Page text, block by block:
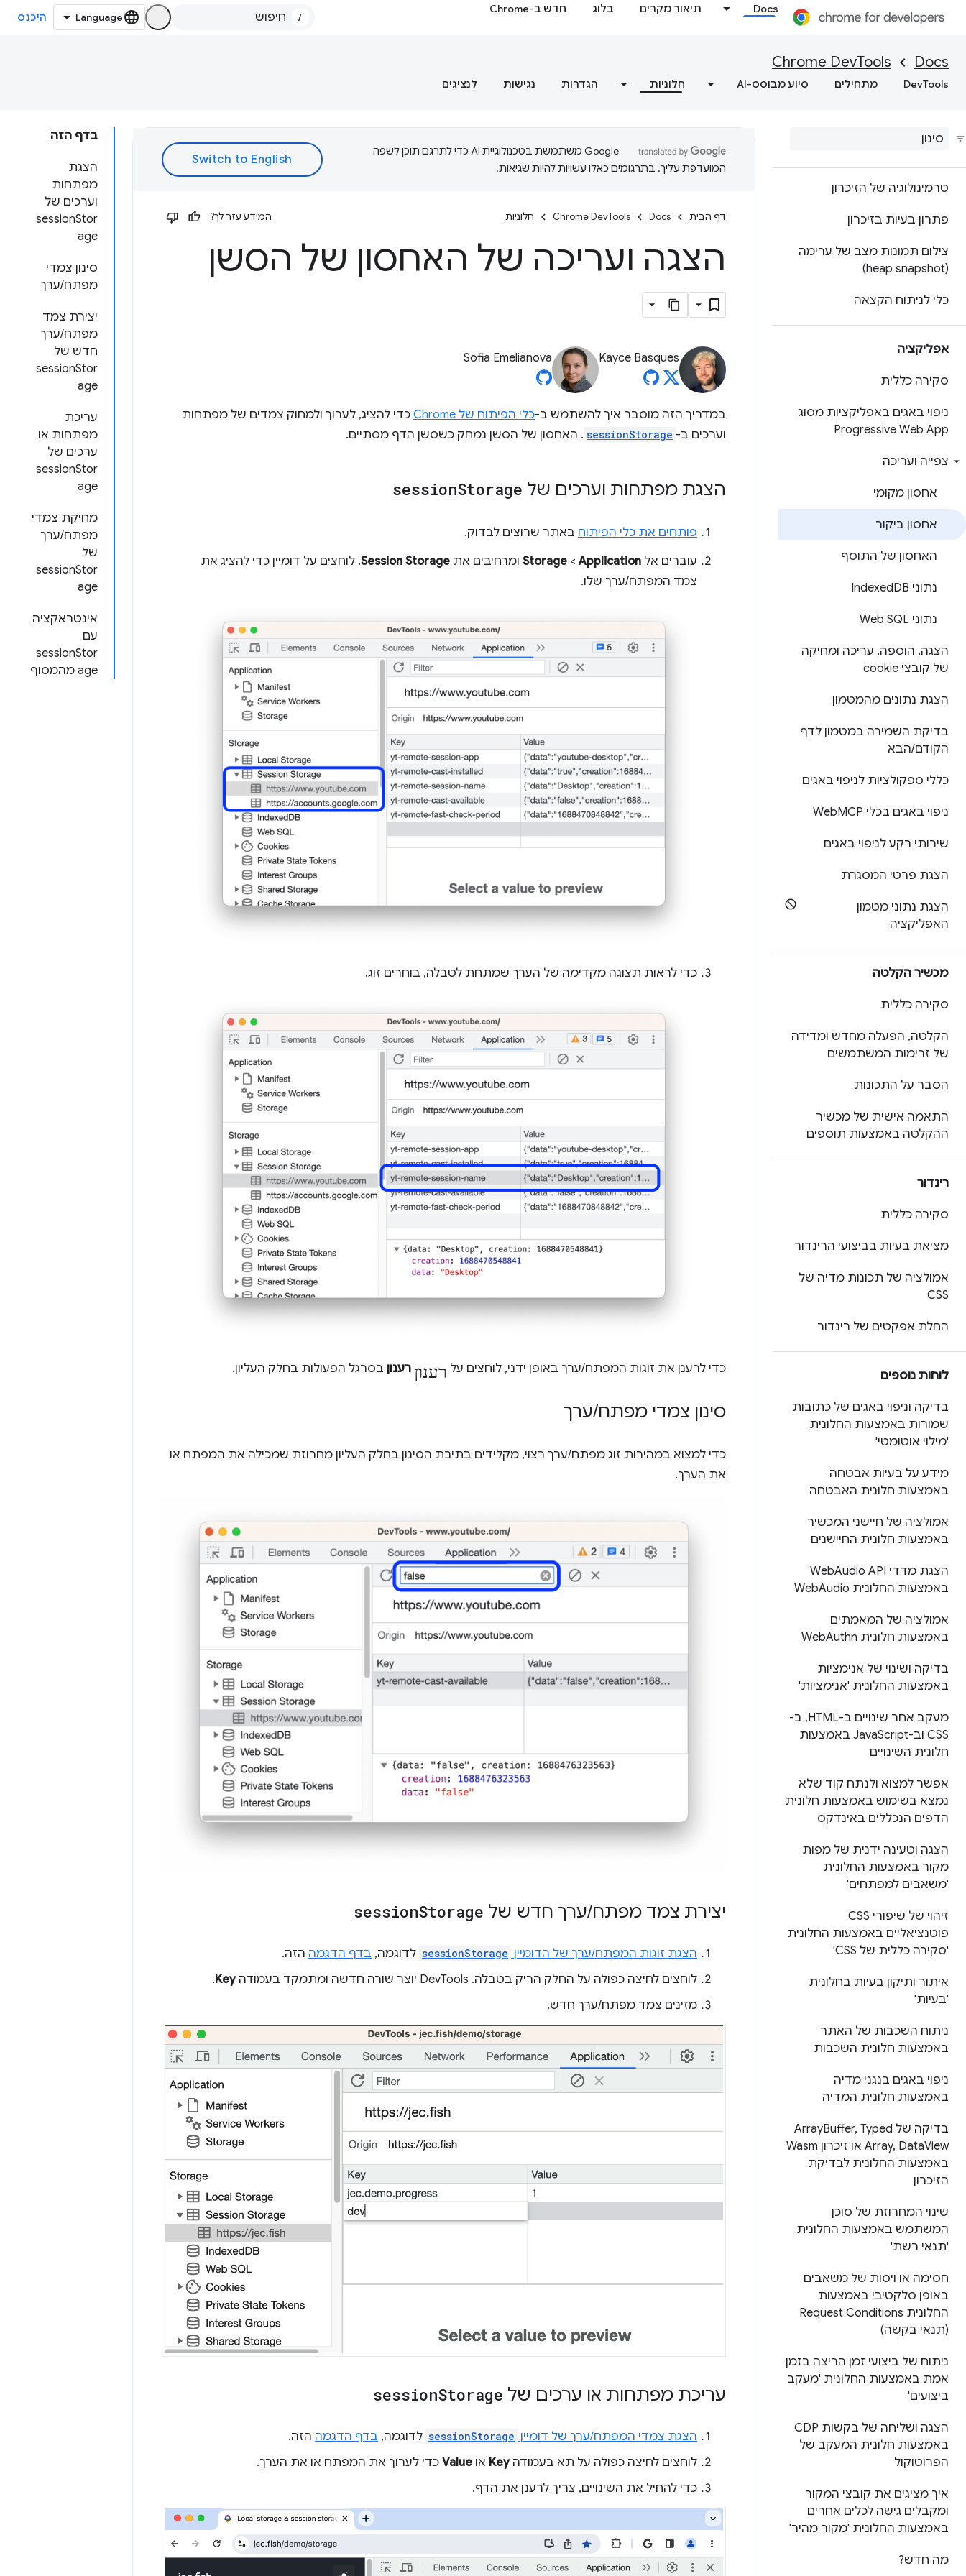
Docs תיאור מקרים בלוג חדש ב-Chrome
/ היכנס
Docs
Chrome DevTools
DevTools מתחילים סיוע מבוסס-AI חלוניות הגדרות נגישות לנציגים
Lighthouse
אופטימיזציה למהירות
טרמינולוגיה של הזיכרון
פתרון בעיות בזיכרון
צילום תמונות מצב של ערימה
(heap snapshot)
כלי לניתוח הקצאה
אפליקציה
סקירה כללית
ניפוי באגים באפליקציות מסוג
Progressive Web App
צפייה ועריכה
אחסון מקומי
אחסון ביקור
האחסון של התוסף
נתוני Indexed DB
נתוני Web SQL
הצגה, הוספה, עריכה ומחיקה
של קובצי cookie
הצגת נתונים מהמטמון
בדיקת השמירה במטמון לדף
הקודם/הבא
כללי ספקולציות לניפוי באגים
ניפוי באגים בכלי Web MCP
שירותי רקע לניפוי באגים
הצגת פרטי המסגרת
הצגת נתוני מטמון
האפליקציה
מכשיר הקלטה
סקירה כללית
הקלטה, הפעלה מחדש ומדידה
של זרימות המשתמשים
הסבר על התכונות
התאמה אישית של מכשיר
ההקלטה באמצעות תוספים
רינדור
סקירה כללית
מציאת בעיות בביצועי הרינדור
אמולציה של תכונות מדיה של
CSS
החלת אפקטים של רינדור
לוחות נוספים
בדיקה וניפוי באגים של כתובות
שמורות באמצעות החלונית
'מילוי אוטומטי'
מידע על בעיות אבטחה
באמצעות חלונית האבטחה
אמולציה של חיישני המכשיר
באמצעות חלונית החיישנים
הצגת מדדי Web Audio API
באמצעות החלונית Web Audio
אמולציה של המאמתים
באמצעות חלונית Web Authn
בדיקה ושינוי של אנימציות
באמצעות החלונית 'אנימציות'
מעקב אחר שינויים ב-HTML , ב-
CSS וב-Java
Script באמצעות
חלונית השינויים
אפשר למצוא ולנתח קוד שלא
נמצא בשימוש באמצעות חלונית
הדפים הנכללים באינדקס
הצגה וטעינה ידנית של מפות
מקור באמצעות החלונית
'משאבים למפתחים'
זיהוי של שיפורי CSS
פוטנציאליים באמצעות החלונית
'סקירה כללית של CSS'
איתור ותיקון בעיות בחלונית
'בעיות'
ניתוח השכבות של האתר
באמצעות חלונית השכבות
ניפוי באגים בנגני מדיה
באמצעות חלונית המדיה
בדיקה של Array Buffer, Typed
Array, Data
View או זיכרון Wasm
באמצעות החלונית לבדיקת
הזיכרון
שינוי המחרוזת של סוכן
המשתמש באמצעות החלונית
'תנאי רשת'
חסימה או ויסות של משאבים
באופן סלקטיבי באמצעות
החלונית Request Conditions
(תנאי בקשה)
ניתוח של ביצועי זמן הריצה בזמן
אמת באמצעות החלונית 'מעקב
ביצועים'
הצגה ושליחה של בקשות CDP
באמצעות חלונית המעקב של
הפרוטוקול
איך מציגים את קובצי המקור
ומקבלים גישה לכלים אחרים
באמצעות החלונית 'מקור מהיר'
מה חדש?
בדף הזה
הצגת
מפתחות
וערכים של
sessionStor
age
סינון צמדי
מפתח/ערך
יצירת צמד
מפתח/ערך
חדש של
sessionStor
age
עריכת
מפתחות או
ערכים של
sessionStor
age
מחיקת צמדי
מפתח/ערך
של
sessionStor
age
אינטראקציה
עם
sessionStor
age מהמסוף
‫Google משתמשת בטכנולוגיית AI כדי לתרגם תוכן לשפה
המועדפת עליך. בתרגומים כאלו עשויות להיות שגיאות.
דף הבית Docs
Chrome DevTools חלוניות המידע עזר לך?
הצגה ועריכה של האחסון של הסשן
Kayce Basques
Sofia Emelianova
במדריך הזה מוסבר איך להשתמש ב-כלי הפיתוח של Chrome
כדי להציג, לערוך ולמחוק צמדים של מפתחות
וערכים ב- sessionStorage . האחסון של הסשן נמחק כשסשן הדף מסתיים.
הצגת מפתחות וערכים של sessionStorage
פותחים את כלי הפיתוח באתר שרוצים לבדוק.
עוברים אל Application
‏ >
Storage ומרחיבים את Session Storage. לוחצים על דומיין כדי להציג את
צמד המפתח/ערך שלו.
כדי לראות תצוגה מקדימה של הערך שמתחת לטבלה, בוחרים זוג.
כדי לרענן את זוגות המפתח/ערך באופן ידני, לוחצים על רענון רענון בסרגל הפעולות בחלק העליון.
סינון צמדי מפתח/ערך
כדי למצוא במהירות זוג מפתח/ערך רצוי, מקלידים בתיבת הסינון בחלק העליון מחרוזת שמכילה את המפתח או
את הערך.
יצירת צמד מפתח/ערך חדש של sessionStorage
הצגת זוגות המפתח/ערך של הדומיין sessionStorage לדוגמה, בדף הדגמה הזה.
לוחצים לחיצה כפולה על החלק הריק בטבלה. DevTools יוצר שורה חדשה ומתמקד בעמודה
Key
.
מזינים צמד מפתח/ערך חדש.
עריכת מפתחות או ערכים של sessionStorage
הצגת צמדי המפתח/ערך של דומיין sessionStorage לדוגמה, בדף הדגמה הזה.
לוחצים לחיצה כפולה על תא בעמודהKey או Value כדי לערוך את המפתח או את הערך.
כדי להחיל את השינויים, צריך לרענן את הדף.